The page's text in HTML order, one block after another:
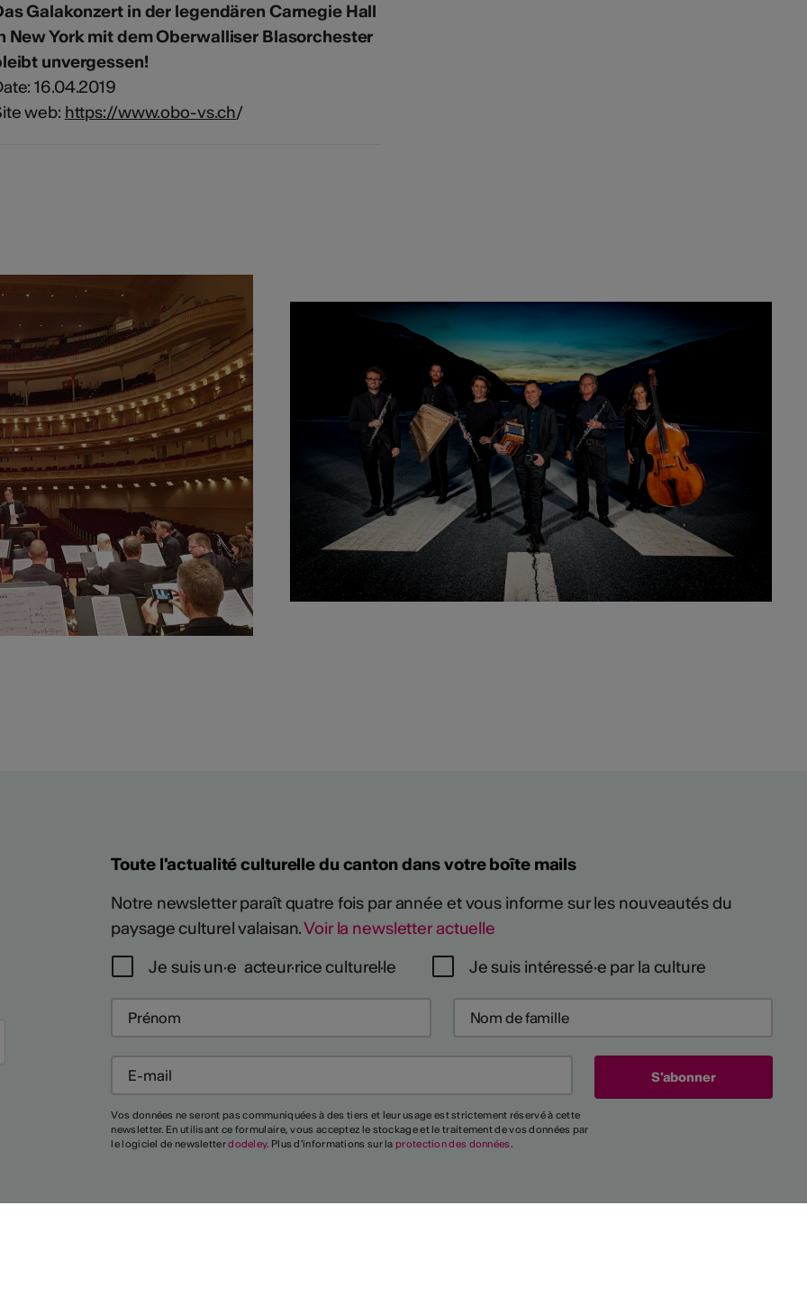
Galakonzert in der legendären Carnegie Hall
New York mit dem Oberwalliser Blasorchester
unvergessen!
16.04.2019
web: https://www.obo-vs.ch/
Toute l'actualité culturelle du canton dans votre boîte mails
Notre newsletter paraît quatre fois par année et vous informe sur les nouveautés du
paysage culturel valaisan.Voir la newsletter actuelle
Je suis un·e acteur·rice culturel·le
Je suis intéressé·e par la culture
Vos données ne seront pas communiquées à des tiers et leur usage est strictement réservé à cette
newsletter. En utilisant ce formulaire, vous acceptez le stockage et le traitement de vos données par
le logiciel de newsletterdodeley. Plus d'informations sur la protection des données.